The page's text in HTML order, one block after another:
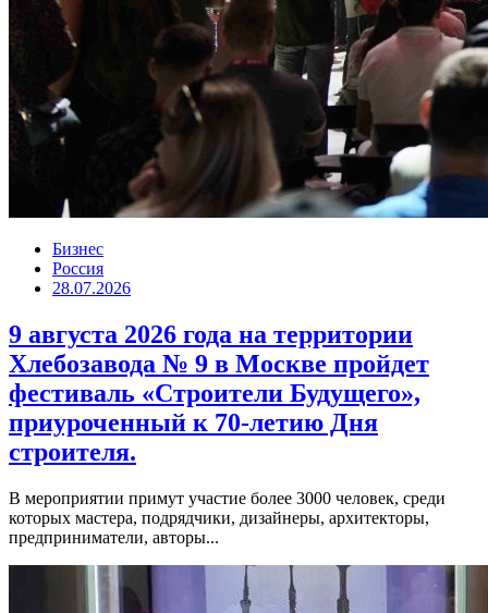
Бизнес
Россия
28.07.2026
9 августа 2026 года на территории
Хлебозавода № 9 в Москве пройдет
фестиваль «Строители Будущего»,
приуроченный к 70-летию Дня
строителя.
В мероприятии примут участие более 3000 человек, среди
которых мастера, подрядчики, дизайнеры, архитекторы,
предприниматели, авторы...